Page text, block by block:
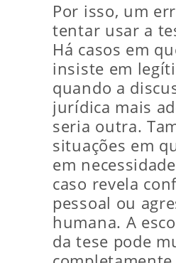
Por isso, um
tentar usar a
Há casos em
insiste em
quando a
jurídica mais
seria outra.
situações em
em
caso revela
pessoal ou
humana. A
da tese pode